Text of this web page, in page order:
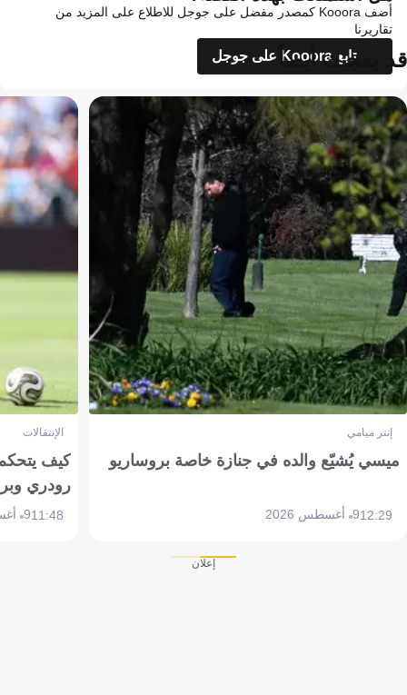
أضف Kooora كمصدر مفضل على جوجل للاطلاع على المزيد من
تقاريرنا
تابع Kooora على جوجل
قد يعجبك أيضاً
إنتر ميامي
ميسي يُشيّع والده في جنازة خاصة بروساريو
12:299 أغسطس 2026
الإنتقالات
كيف
رودري
11:489 أغسطس 2026
إعلان